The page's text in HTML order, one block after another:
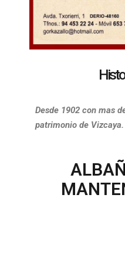
Desde 1902 con mas
patrimonio de Vizcaya.